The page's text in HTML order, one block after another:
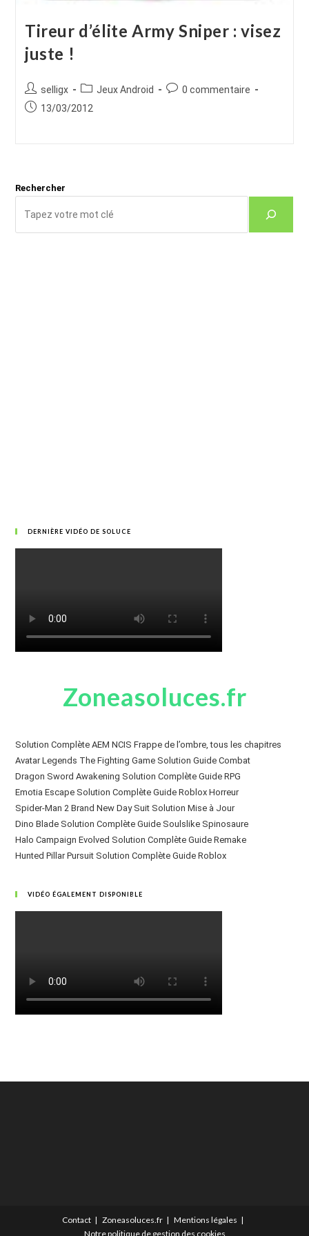
Tireur d’élite Army Sniper : visez
juste !
Auteur/autrice
de
selligx
Post
category:
Jeux Android
Commentaires
0 commentaire
Publication
13/03/2012
Rechercher
DERNIÈRE VIDÉO DE SOLUCE
Zoneasoluces.fr
Solution Complète AEM NCIS Frappe de l’ombre, tous les chapitres
Avatar Legends The Fighting Game Solution Guide Combat
Dragon Sword Awakening Solution Complète Guide RPG
Emotia Escape Solution Complète Guide Roblox Horreur
Spider-Man 2 Brand New Day Suit Solution Mise à Jour
Dino Blade Solution Complète Guide Soulslike Spinosaure
Halo Campaign Evolved Solution Complète Guide Remake
Hunted Pillar Pursuit Solution Complète Guide Roblox
VIDÉO ÉGALEMENT DISPONIBLE
Contact Zoneasoluces.fr
Mentions légales
Notre politique de gestion des cookies